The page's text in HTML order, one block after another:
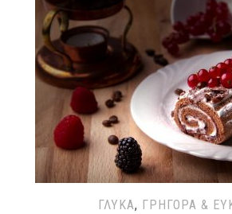
ΓΛΥΚΆ, ΓΡΉΓΟΡΑ &